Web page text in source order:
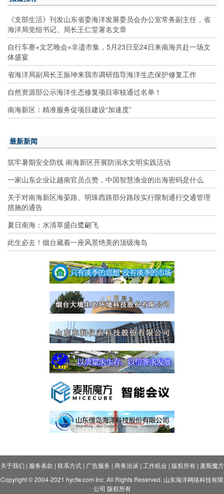
《支部生活》刊发山东省委海洋发展委员会办公室常务副主任，省
海洋局党组书记、局长王仁堂署名文章
自行车赛+文艺晚会+非遗市集，5月23日至24日来南海共赴一场文
体盛宴
省海洋局副局长王振坤来我市调研指导海洋生态保护修复工作
自然资源部公示海洋生态修复项目审核通过名单！
南海新区：精准服务促项目建设“加速度”
最新新闻
筑牢暑期安全防线 南海新区开展防溺水文明实践活动
一家山东企业让越南官员点赞，中国智慧渔业的出海密码是什么
关于对南海新区海晏路、明珠西路部分路段实行限制通行交通管理
措施的通告
夏日南海：水清草盛白鹭翩飞
此生必去！烟台藏着一座风景绝美的顶级海岛
关于我们 | 服务条款 | 联系方式| 广告服务 | 商务洽谈 | 工作机会| 版权所有| 麦斯魔方
Copyright © 2004-2021 hycfw.com Inc. All Rights Reserved. 山东海洋网络科技有限
公司 版权所有